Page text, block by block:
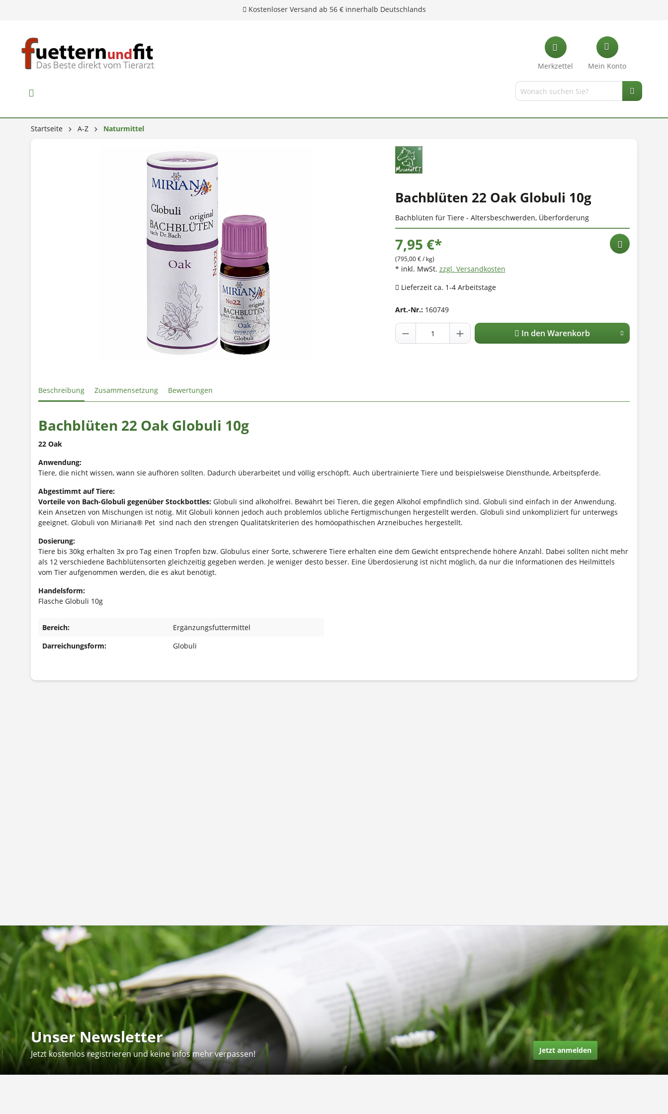
Kostenloser Versand ab 56 € innerhalb Deutschlands
Merkzettel Mein Konto
Startseite A-Z Naturmittel
Bachblüten 22 Oak Globuli 10g
Bachblüten für Tiere - Altersbeschwerden, Überforderung
7,95 €*
(795,00 € / kg)
* inkl. MwSt. zzgl. Versandkosten
Lieferzeit ca. 1-4 Arbeitstage
Art.-Nr.: 160749
In den Warenkorb
Beschreibung Zusammensetzung Bewertungen
Bachblüten 22 Oak Globuli 10g
22 Oak
Anwendung:
Tiere, die nicht wissen, wann sie aufhören sollten. Dadurch überarbeitet und völlig erschöpft. Auch übertrainierte Tiere und beispielsweise Diensthunde, Arbeitspferde.
Abgestimmt auf Tiere:
Vorteile von Bach-Globuli gegenüber Stockbottles: Globuli sind alkoholfrei. Bewährt bei Tieren, die gegen Alkohol empfindlich sind. Globuli sind einfach in der Anwendung.
Kein Ansetzen von Mischungen ist nötig. Mit Globuli können jedoch auch problemlos übliche Fertigmischungen hergestellt werden. Globuli sind unkompliziert für unterwegs
geeignet. Globuli von Miriana® Pet sind nach den strengen Qualitätskriterien des homöopathischen Arzneibuches hergestellt.
Dosierung:
Tiere bis 30kg erhalten 3x pro Tag einen Tropfen bzw. Globulus einer Sorte, schwerere Tiere erhalten eine dem Gewicht entsprechende höhere Anzahl. Dabei sollten nicht mehr
als 12 verschiedene Bachblütensorten gleichzeitig gegeben werden. Je weniger desto besser. Eine Überdosierung ist nicht möglich, da nur die Informationen des Heilmittels
vom Tier aufgenommen werden, die es akut benötigt.
Handelsform:
Flasche Globuli 10g
Bereich:
Ergänzungsfuttermittel
Darreichungsform:
Globuli
Unser Newsletter
Jetzt kostenlos registrieren und keine Infos mehr verpassen! Jetzt anmelden